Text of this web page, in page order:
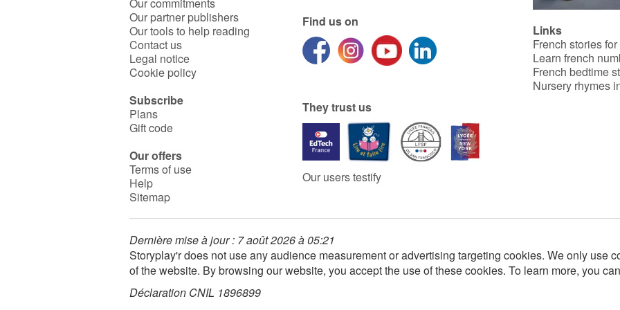
si fragile ne disparaisse
jamais et continue à évoluer
pour l’éternité.
Our partner publishers
Our tools to help reading
Contact us
Legal notice
Cookie policy
Subscribe
Plans
Gift code
Our offers
Terms of use
Help
Sitemap
Find us on
They trust us
Our users testify
Links
French stories
Learn french
French bedtime
Nursery rhymes
Dernière mise à jour : 7 août 2026 à 05:21
Storyplay'r does not use any audience measurement or advertising targeting cookies. We only use
of the website. By browsing our website, you accept the use of these cookies. To learn more, you
Déclaration CNIL 1896899